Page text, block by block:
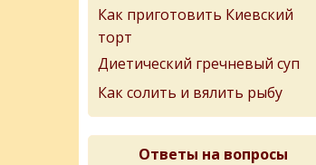
Как приготовить Киевский
торт
Диетический гречневый суп
Как солить и вялить рыбу
Ответы на вопросы